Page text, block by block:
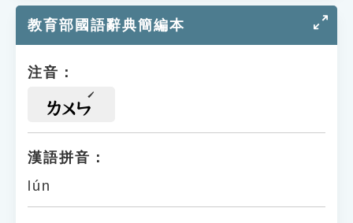
教育部國語辭典簡編本
注音：
ㄌㄨㄣ
漢語拼音：
lún